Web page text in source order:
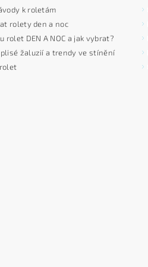
k roletám
rolety den a noc
rolet DEN A NOC a jak vybrat?
žaluzií a trendy ve stínění